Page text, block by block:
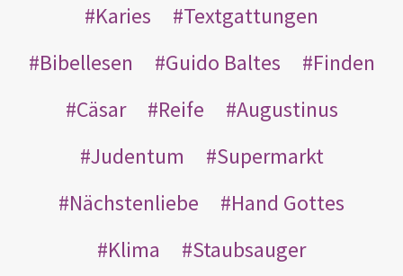
Karies
Textgattungen
Bibellesen
Guido Baltes
Finden
Cäsar
Reife
Augustinus
Judentum
Supermarkt
Nächstenliebe
Hand Gottes
Klima
Staubsauger